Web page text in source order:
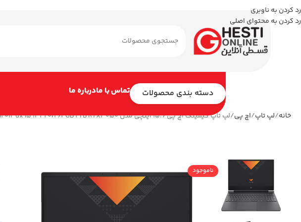
رد کردن به ناوبری
رد کردن به محتوای اصلی
دسته بندی محصولات تماس با مادرباره ما
خانه لپ تاپ اچ پی لپ تاپ گیمینگ اچ پی 15.6 اینچی مدل Victus 15-fa2013dx i5 13420H 64GB 2TB RTX3050
ناموجود